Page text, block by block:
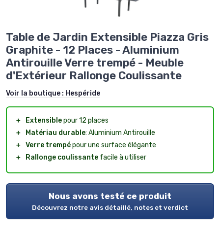
Table de Jardin Extensible Piazza Gris
Graphite - 12 Places - Aluminium
Antirouille Verre trempé - Meuble
d'Extérieur Rallonge Coulissante
Voir la boutique : Hespéride
＋ Extensiblepour 12 places
＋
Matériau durable: Aluminium Antirouille
＋ Verre trempépour une surface élégante
＋
Rallonge coulissante facile à utiliser
Nous avons testé ce produit
Découvrez notre avis détaillé, notes et verdict